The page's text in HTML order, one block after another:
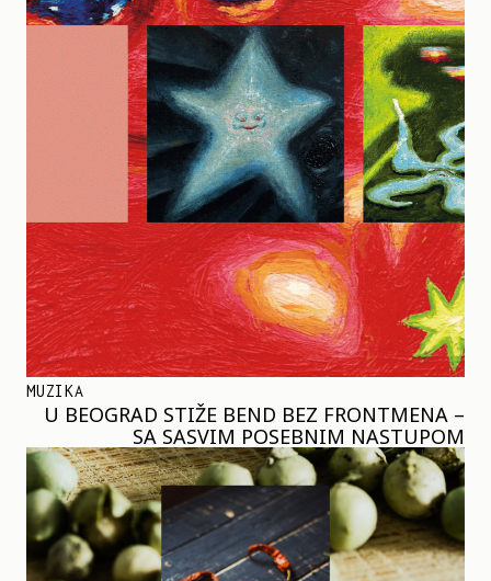
MUZIKA
U BEOGRAD STIŽE BEND BEZ FRONTMENA –
SA SASVIM POSEBNIM NASTUPOM